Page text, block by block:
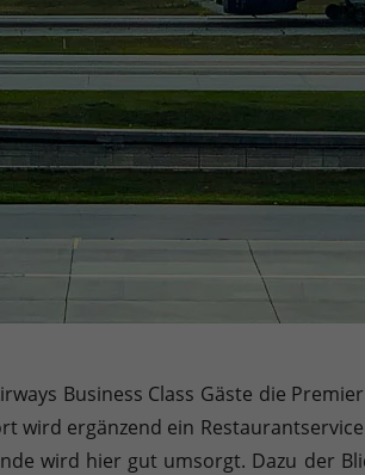
Business Class Gäste die
wird ergänzend ein
wird hier gut umsorgt. Dazu der